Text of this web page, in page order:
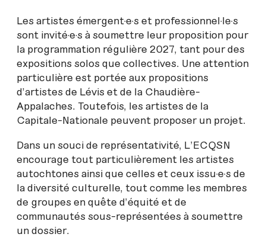
Les artistes émergent·e·s et professionnel·le·s
sont invité·e·s à soumettre leur proposition pour
la programmation régulière 2027, tant pour des
expositions solos que collectives. Une attention
particulière est portée aux propositions
d’artistes de Lévis et de la Chaudière-
Appalaches. Toutefois, les artistes de la
Capitale-Nationale peuvent proposer un projet.
Dans un souci de représentativité, L’ECQSN
encourage tout particulièrement les artistes
autochtones ainsi que celles et ceux issu·e·s de
la diversité culturelle, tout comme les membres
de groupes en quête d’équité et de
communautés sous-représentées à soumettre
un dossier.